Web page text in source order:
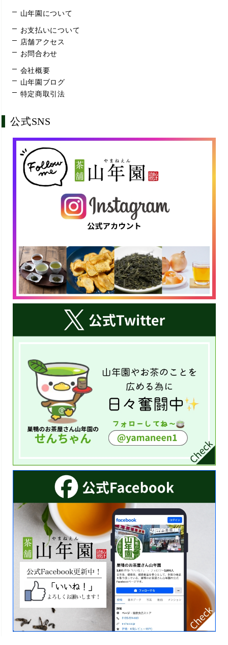
山年園について
お支払いについて
店舗アクセス
お問合わせ
会社概要
山年園ブログ
特定商取引法
公式SNS